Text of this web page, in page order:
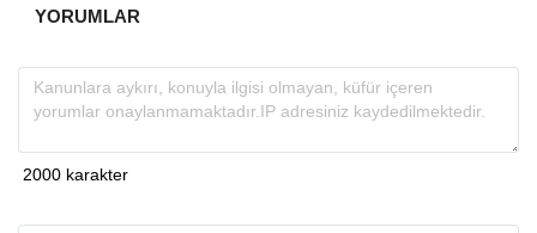
YORUMLAR